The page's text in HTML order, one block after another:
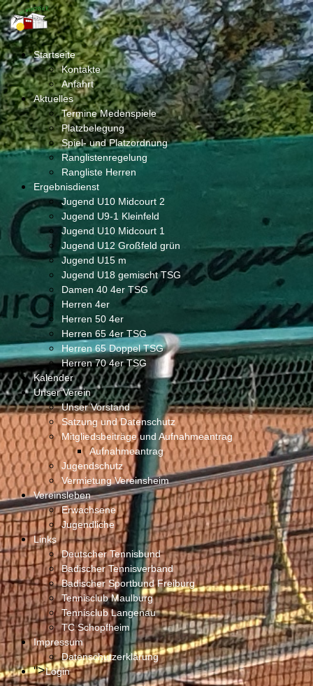
Startseite
Kontakte
Anfahrt
Aktuelles
Termine Medenspiele
Platzbelegung
Spiel- und Platzordnung
Ranglistenregelung
Rangliste Herren
Ergebnisdienst
Jugend U10 Midcourt 2
Jugend U9-1 Kleinfeld
Jugend U10 Midcourt 1
Jugend U12 Großfeld grün
Jugend U15 m
Jugend U18 gemischt TSG
Damen 40 4er TSG
Herren 4er
Herren 50 4er
Herren 65 4er TSG
Herren 65 Doppel TSG
Herren 70 4er TSG
Kalender
Unser Verein
Unser Vorstand
Satzung und Datenschutz
Mitgliedsbeiträge und Aufnahmeantrag
Aufnahmeantrag
Jugendschutz
Vermietung Vereinsheim
Vereinsleben
Erwachsene
Jugendliche
Links
Deutscher Tennisbund
Badischer Tennisverband
Badischer Sportbund Freiburg
Tennisclub Maulburg
Tennisclub Langenau
TC Schopfheim
Impressum
Datenschutzerklärung
">Login